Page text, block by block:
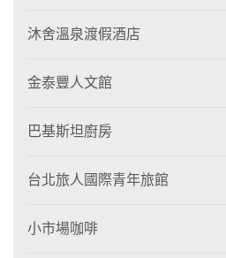
沐舍溫泉渡假酒店
金泰豐人文館
巴基斯坦廚房
台北旅人國際青年旅館
小市場咖啡